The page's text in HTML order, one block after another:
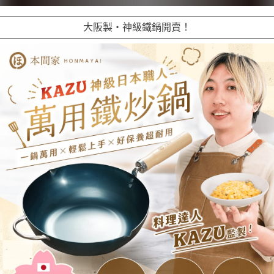
大阪製・神級鐵鍋開賣！